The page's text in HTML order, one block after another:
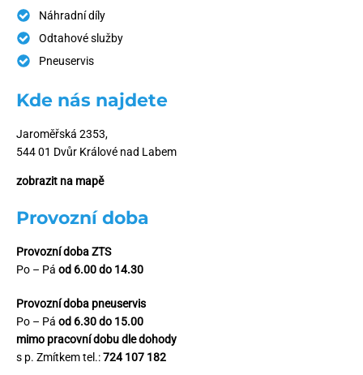
Náhradní díly
Odtahové služby
Pneuservis
Kde nás najdete
Jaroměřská 2353,
544 01 Dvůr Králové nad Labem
zobrazit na mapě
Provozní doba
Provozní doba ZTS
Po – Pá od 6.00 do 14.30
Provozní doba pneuservis
Po – Pá od 6.30 do 15.00
mimo pracovní dobu dle dohody
s p. Zmítkem tel.:724 107 182